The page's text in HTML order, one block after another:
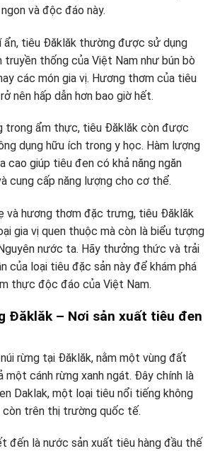
và độc đáo này.
ẩn, tiêu Đăklăk thường được sử dụng
truyền thống của Việt Nam như bún bò
các món gia vị. Hương thơm của tiêu
nên hấp dẫn hơn bao giờ hết.
trong ẩm thực, tiêu Đăklăk còn được
dụng hữu ích trong y học. Hàm lượng
cao giúp tiêu đen có khả năng ngăn
cung cấp năng lượng cho cơ thể.
và hương thơm đặc trưng, tiêu Đăklăk
gia vị quen thuộc mà còn là biểu tượng
nước ta. Hãy thưởng thức và trải
của loại tiêu đặc sản này để khám phá
thực độc đáo của Việt Nam.
Đăklăk – Nơi sản xuất tiêu đen
rừng tại Đăklăk, nằm một vùng đất
một cánh rừng xanh ngát. Đây chính là
Daklak, một loại tiêu nổi tiếng không
trên thị trường quốc tế.
đến là nước sản xuất tiêu hàng đầu thế